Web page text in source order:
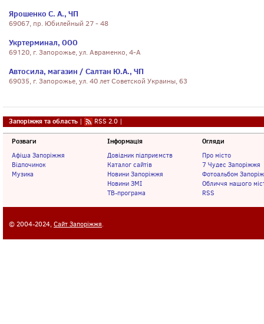
Ярошенко С. А., ЧП
69067, пр. Юбилейный 27 - 48
Укртерминал, ООО
69120, г. Запорожье, ул. Авраменко, 4-А
Автосила, магазин / Салтан Ю.А., ЧП
69035, г. Запорожье, ул. 40 лет Советской Украины, 63
Запоріжжя та область | RSS 2.0 |
Розваги
Афіша Запоріжжя
Відпочинок
Музика
Інформація
Довідник підприємств
Каталог сайтів
Новини Запоріжжя
Новини ЗМІ
ТВ-програма
Огляди
Про місто
7 Чудес Запоріжжя
Фотоальбом
Обличчя нашого
RSS
© 2004-2024, Сайт Запоріжжя.